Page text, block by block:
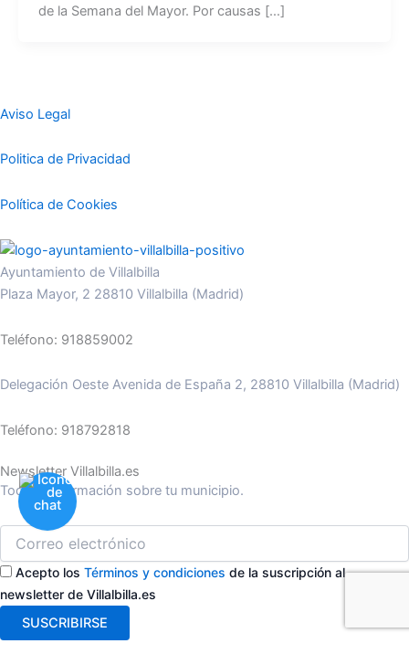
de la Semana del Mayor. Por causas […]
Aviso Legal
Politica de Privacidad
Política de Cookies
Ayuntamiento de Villalbilla
Plaza Mayor, 2 28810 Villalbilla (Madrid)
Teléfono: 918859002
Delegación Oeste Avenida de España 2, 28810 Villalbilla (Madrid)
Teléfono: 918792818
Newsletter Villalbilla.es
Toda la información sobre tu municipio.
Acepto los Términos y condiciones de la suscripción al
newsletter de Villalbilla.es
SUSCRIBIRSE